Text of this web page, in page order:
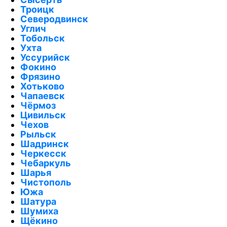
Троицк
Северодвинск
Углич
Тобольск
Ухта
Уссурийск
Фокино
Фрязино
Хотьково
Чапаевск
Чёрмоз
Цивильск
Чехов
Рыльск
Шадринск
Черкесск
Чебаркуль
Шарья
Чистополь
Южа
Шатура
Шумиха
Щёкино